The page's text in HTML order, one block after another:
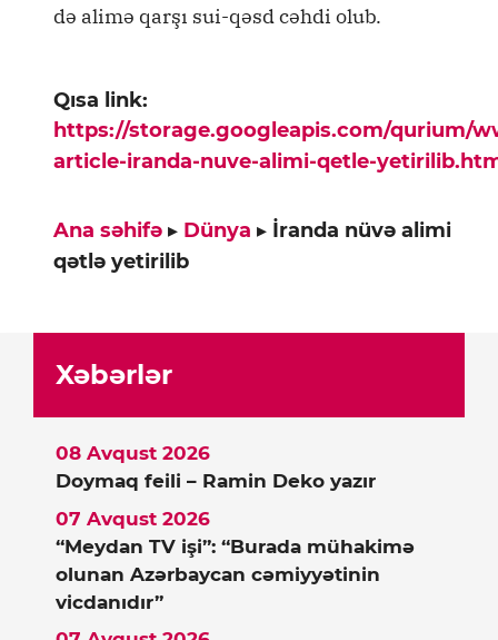
də alimə qarşı sui-qəsd cəhdi olub.
Qısa link:
https://storage.googleapis.com/qurium/
article-iranda-nuve-alimi-qetle-
Ana səhifə ▸ Dünya ▸ İranda nüvə alimi
qətlə yetirilib
Xəbərlər
Doymaq feili – Ramin Deko yazır
08 Avqust 2026
“Meydan TV işi”: “Burada mühakimə
olunan Azərbaycan cəmiyyətinin
vicdanıdır”
07 Avqust 2026